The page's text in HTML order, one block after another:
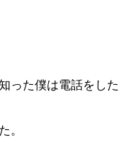
った僕は電話をした
。